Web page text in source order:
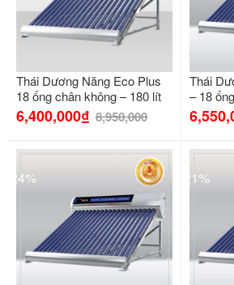
Thái Dương Năng Eco Plus
18 ống chân không – 180 lít
6,400,000₫ 8,950,000
Thái
– 18
-24% -21%